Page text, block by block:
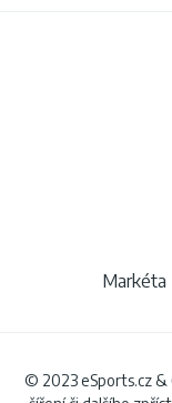
Markéta
© 2023 eSports.cz &